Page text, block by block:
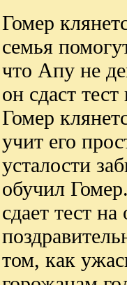
Гомер
семья
что Апу не
он сдаст
Гомер
учит его
усталости
обучил
сдает тест
том, как